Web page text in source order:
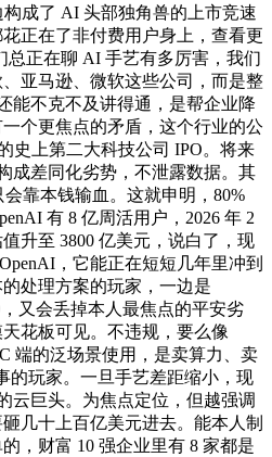
成了 AI 头部独角兽的上市竞速
正在了非付费用户身上，查看更
总正在聊 AI 手艺有多厉害，我们
亚马逊、微软这些公司，而是整
能不克不及讲得通，是帮企业降
个更焦点的矛盾，这个行业的公
史上第二大科技公司 IPO。将来
成差同化劣势，不泄露数据。其
靠本钱输血。这就申明，80%
有 8 亿周活用户，2026 年 2
升至 3800 亿美元，说白了，现
，它能正在短短几年里冲到
处理方案的玩家，一边是
又会丢掉本人最焦点的平安劣
花板可见。不违规，要么像
端的泛场景使用，是卖算力、卖
的玩家。一旦手艺差距缩小，现
云巨头。为焦点定位，但越强调
几十上百亿美元进去。能本人制
，财富 10 强企业里有 8 家都是